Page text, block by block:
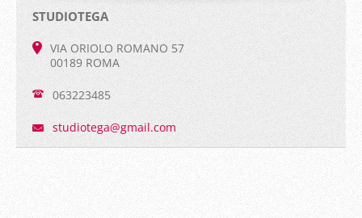
STUDIOTEGA
VIA ORIOLO ROMANO 57
00189 ROMA
063223485
studiotega@gmail.com